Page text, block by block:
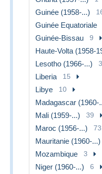
Guinée (1958-...)
Guinée Equatoriale
Guinée-Bissau 9
Haute-Volta (1958-
Lesotho (1966-...) 3
Liberia 15
Libye 10
Madagascar (1960-
Mali (1959-...) 39
Maroc (1956-...) 73
Mauritanie (1960-...)
Mozambique 3
Niger (1960-...) 6